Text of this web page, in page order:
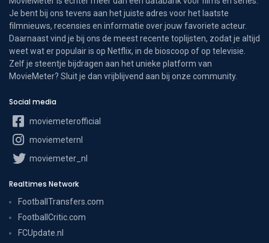
Je bent bij ons tevens aan het juiste adres voor het laatste
filmnieuws, recensies en informatie over jouw favoriete acteur.
Daarnaast vind je bij ons de meest recente toplijsten, zodat je altijd
weet wat er populair is op Netflix, in de bioscoop of op televisie.
Zelf je steentje bijdragen aan het unieke platform van
MovieMeter? Sluit je dan vrijblijvend aan bij onze community.
Social media
moviemeterofficial
moviemeternl
moviemeter_nl
Realtimes Network
FootballTransfers.com
FootballCritic.com
FCUpdate.nl